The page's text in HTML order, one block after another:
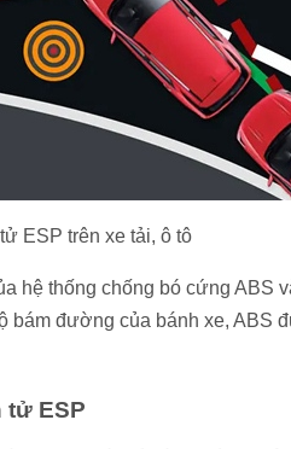
ESP trên xe tải, ô tô
hệ thống chống bó cứng ABS
bám đường của bánh xe, ABS
tử ESP